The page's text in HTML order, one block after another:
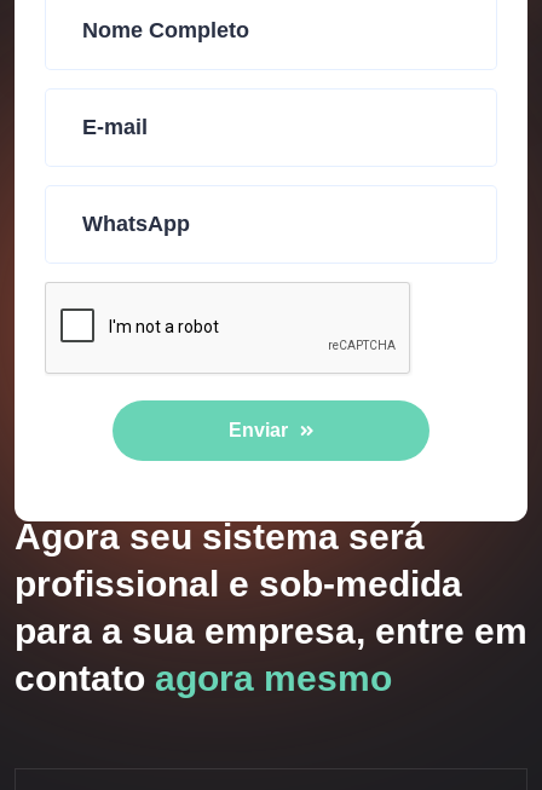
Enviar
Agora seu sistema será
profissional e sob-medida
para a sua empresa, entre em
contato agora mesmo